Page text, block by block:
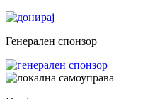
Генерален спонзор